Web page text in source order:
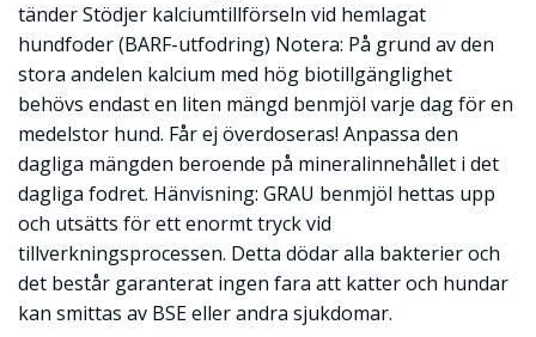
tänder Stödjer kalciumtillförseln vid hemlagat
hundfoder (BARF-utfodring) Notera: På grund av den
stora andelen kalcium med hög biotillgänglighet
behövs endast en liten mängd benmjöl varje dag för en
medelstor hund. Får ej överdoseras! Anpassa den
dagliga mängden beroende på mineralinnehållet i det
dagliga fodret. Hänvisning: GRAU benmjöl hettas upp
och utsätts för ett enormt tryck vid
tillverkningsprocessen. Detta dödar alla bakterier och
det består garanterat ingen fara att katter och hundar
kan smittas av BSE eller andra sjukdomar.